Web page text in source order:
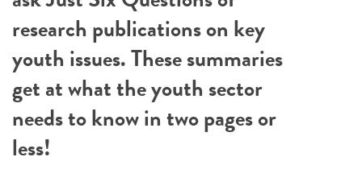
research publications on key
youth issues. These summaries
get at what the youth sector
needs to know in two pages or
less!